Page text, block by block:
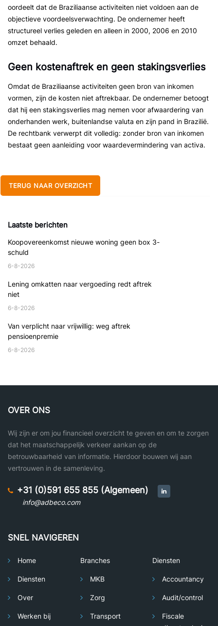
oordeelt dat de Braziliaanse activiteiten niet voldoen aan de
objectieve voordeelsverwachting. De ondernemer heeft
structureel verlies geleden en alleen in 2000, 2006 en 2010
omzet behaald.
Geen kostenaftrek en geen stakingsverlies
Omdat de Braziliaanse activiteiten geen bron van inkomen
vormen, zijn de kosten niet aftrekbaar. De ondernemer betoogt
dat hij een stakingsverlies mag nemen voor afwaardering van
onderhanden werk, buitenlandse valuta en zijn pand in Brazilië.
De rechtbank verwerpt dit volledig: zonder bron van inkomen
bestaat geen aanleiding voor waardevermindering van activa.
TERUG NAAR OVERZICHT
Laatste berichten
Koopovereenkomst nieuwe woning geen box 3-
schuld
6-8-2026
Lening omkatten naar vergoeding redt aftrek
niet
6-8-2026
Van verplicht naar vrijwillig: weg aftrek
pensioenpremie
6-8-2026
OVER ONS
Wij zijn er om jou financieel overzicht te geven en om te zorgen
dat het maatschappelijk verkeer aankan op de
betrouwbaarheid van informatie. Hierdoor bouwen wij aan
vertrouwen in de samenleving.
+31 (0)591 655 855 (Algemeen)
info@adbeco.com
SNEL NAVIGEREN
Home
Diensten
Over
Werken bij
Branches
MKB
Zorg
Transport
Diensten
Accountancy
Audit/control
Fiscale